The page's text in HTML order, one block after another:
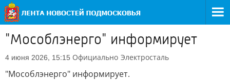
"Мособлэнерго" информирует
4 июня 2026, 15:15 Официально Электросталь
"Мособлэнерго" информирует.